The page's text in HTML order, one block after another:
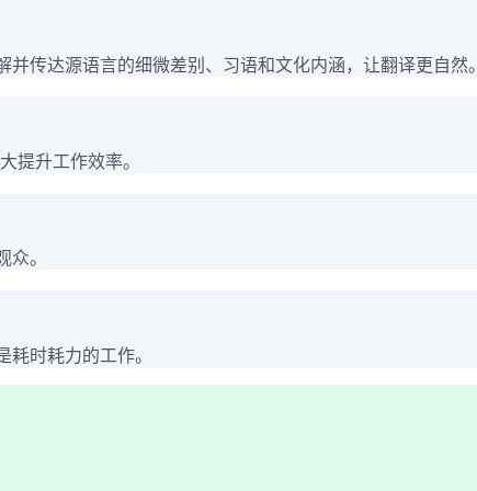
传达源语言的细微差别、习语和文化内涵，让翻译更自然
提升工作效率。
。
时耗力的工作。